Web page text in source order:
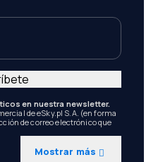
en nuestra newsletter.
de eSky.pl S.A. (en forma
de correo electrónico que
Mostrar más